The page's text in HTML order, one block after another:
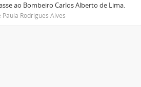
ao Bombeiro Carlos Alberto de Lima.
Paula Rodrigues Alves